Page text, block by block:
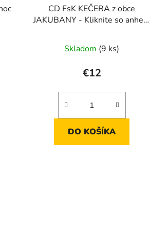
CD FsK KEČERA z obce
JAKUBANY - Kliknite so anhely
Skladom (9 ks)
€12
DO KOŠÍKA